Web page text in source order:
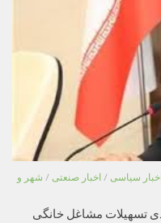
سیاسی / اخبار صنعتی / شهر و
از رشد ۱۰۰ درصدی تسهیلات مشاغل خانگی